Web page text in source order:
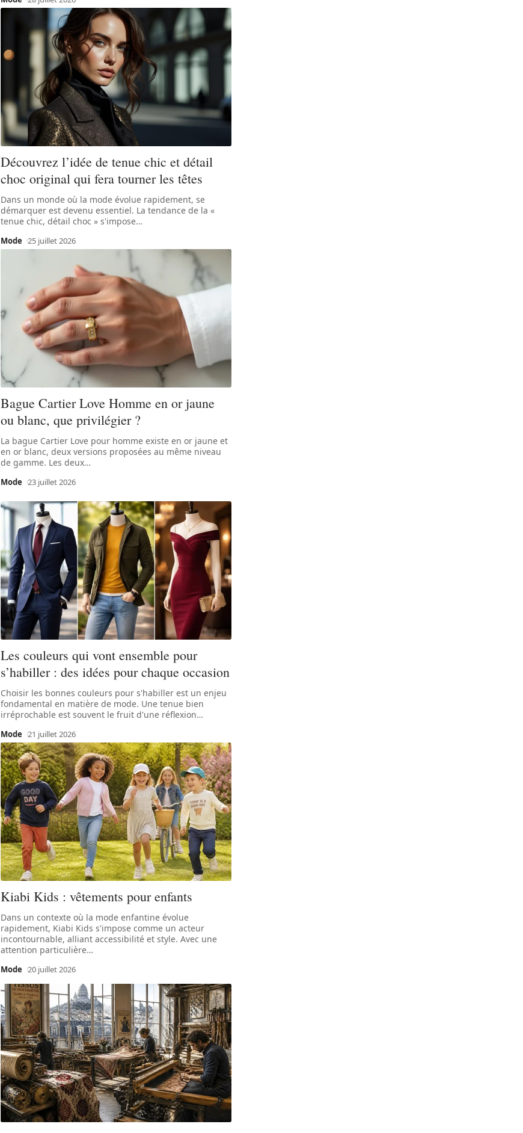
Découvrez l’idée de tenue chic et détail
choc original qui fera tourner les têtes
Dans un monde où la mode évolue rapidement, se
démarquer est devenu essentiel. La tendance de la «
tenue chic, détail choc » s'impose…
Mode 25 juillet 2026
Bague Cartier Love Homme en or jaune
ou blanc, que privilégier ?
La bague Cartier Love pour homme existe en or jaune et
en or blanc, deux versions proposées au même niveau
de gamme. Les deux…
Mode 23 juillet 2026
Les couleurs qui vont ensemble pour
s’habiller : des idées pour chaque occasion
Choisir les bonnes couleurs pour s'habiller est un enjeu
fondamental en matière de mode. Une tenue bien
irréprochable est souvent le fruit d'une réflexion…
Mode 21 juillet 2026
Kiabi Kids : vêtements pour enfants
Dans un contexte où la mode enfantine évolue
rapidement, Kiabi Kids s'impose comme un acteur
incontournable, alliant accessibilité et style. Avec une
attention particulière…
Mode 20 juillet 2026